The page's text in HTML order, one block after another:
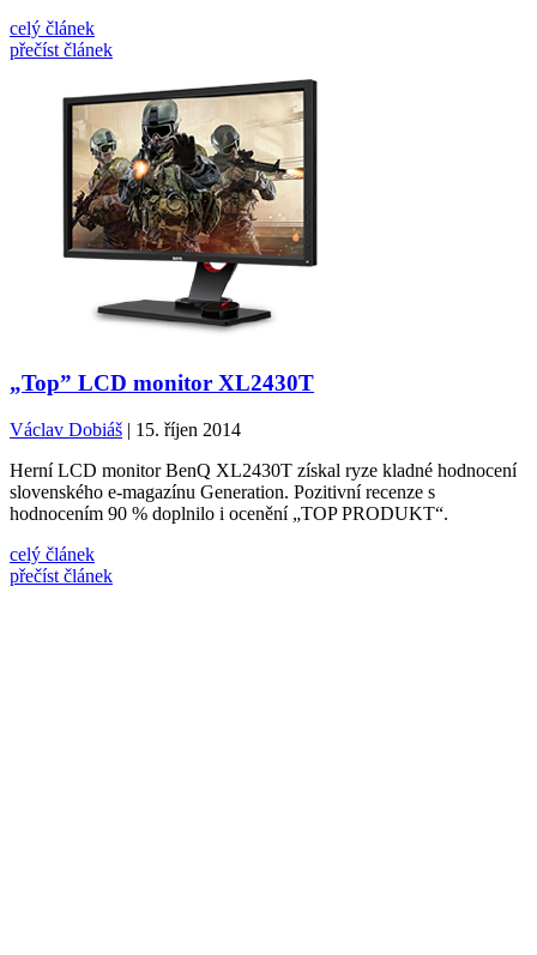
celý článek
přečíst článek
„Top” LCD monitor XL2430T
Václav Dobiáš | 15. říjen 2014
Herní LCD monitor BenQ XL2430T získal ryze kladné hodnocení
slovenského e-magazínu Generation. Pozitivní recenze s
hodnocením 90 % doplnilo i ocenění „TOP PRODUKT“.
celý článek
přečíst článek